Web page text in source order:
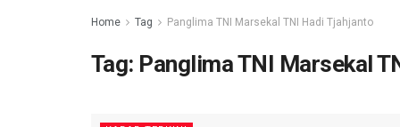
Home Tag Panglima TNI Marsekal TNI Hadi Tjahjanto
Tag: Panglima TNI Marsekal